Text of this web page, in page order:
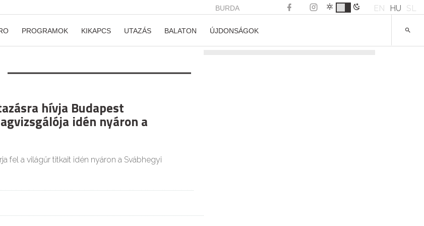
BURDA EN HU SL
PROGRAMOK KIKAPCS UTAZÁS BALATON ÚJDONSÁGOK
hívja Budapest
idén nyáron a
fel a világűr titkait idén nyáron a Svábhegyi